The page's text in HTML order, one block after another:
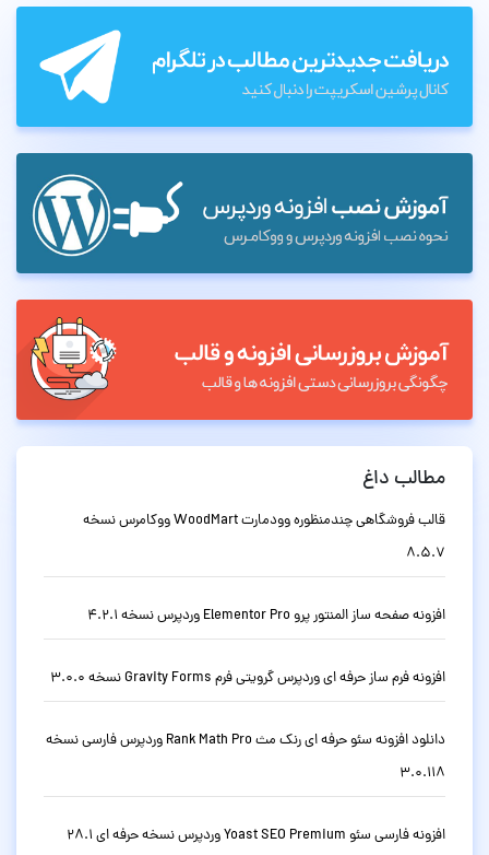
مطالب داغ
قالب فروشگاهی چندمنظوره وودمارت WoodMart ووکامرس نسخه
8.5.7
افزونه صفحه ساز المنتور پرو Elementor Pro وردپرس نسخه 4.2.1
افزونه فرم ساز حرفه ای وردپرس گرویتی فرم Gravity Forms نسخه 3.0.0
دانلود افزونه سئو حرفه ای رنک مث Rank Math Pro وردپرس فارسی نسخه
3.0.118
افزونه فارسی سئو Yoast SEO Premium وردپرس نسخه حرفه ای 28.1